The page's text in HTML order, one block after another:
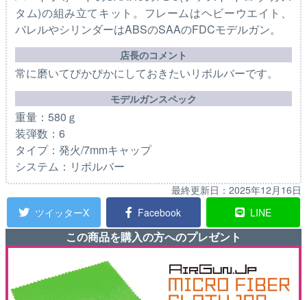
タム)の組み立てキット。フレームはヘビーウエイト、
バレルやシリンダーはABSのSAAのFDCモデルガン。
店長のコメント
常に磨いてぴかぴかにしておきたいリボルバーです。
モデルガンスペック
重量：580ｇ
装弾数：6
タイプ：発火/7mmキャップ
システム：リボルバー
最終更新日： 2025年12月16日
ツイッターX
Facebook LINE
この商品を購入の方へのプレゼント